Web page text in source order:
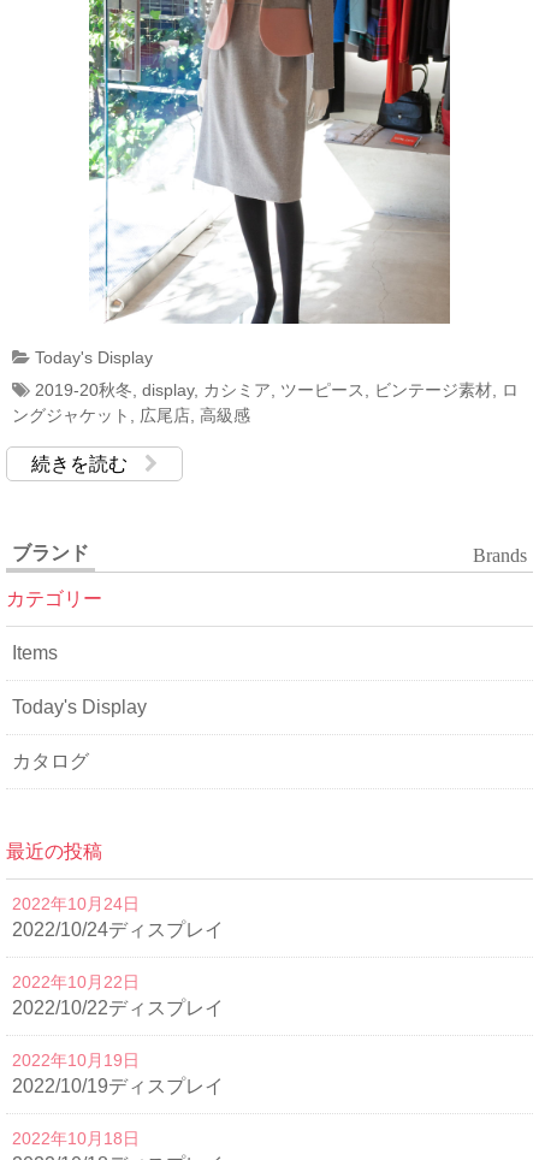
Today's Display
2019-20秋冬 display, カシミア ツーピース ビンテージ素材
ロ
ングジャケット
広尾店 高級感
続きを読む
ブランド Brands
カテゴリー
Items
Today's Display
カタログ
最近の投稿
2022/10/24ディスプレイ
2022年10月24日
2022/10/22ディスプレイ
2022年10月22日
2022/10/19ディスプレイ
2022年10月19日
2022年10月18日